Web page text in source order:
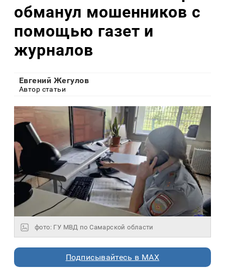
обманул мошенников с
помощью газет и
журналов
Евгений Жегулов
Автор статьи
фото: ГУ МВД по Самарской области
Подписывайтесь в MAX